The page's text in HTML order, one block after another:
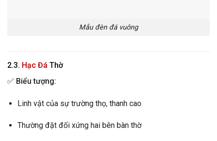
Mẫu đèn đá vuông
2.3. Hạc Đá Thờ
✅ Biểu tượng:
Linh vật của sự trường thọ, thanh cao
Thường đặt đối xứng hai bên bàn thờ